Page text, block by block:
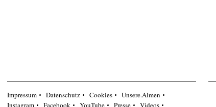
Impressum Datenschutz Cookies
Unsere.Almen
Instagram
Facebook YouTube Presse Videos